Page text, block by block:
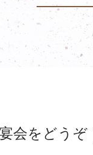
会をどうぞ